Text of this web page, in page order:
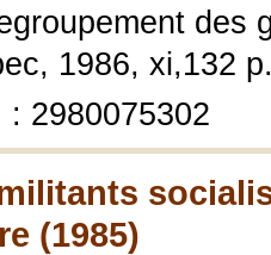
des
1986, xi,132
: 2980075302
(1985)